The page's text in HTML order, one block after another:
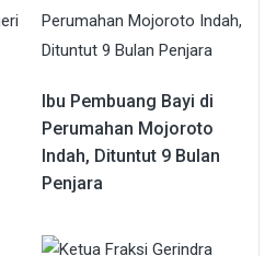
Ibu Pembuang Bayi di
Perumahan Mojoroto
Indah, Dituntut 9 Bulan
Penjara